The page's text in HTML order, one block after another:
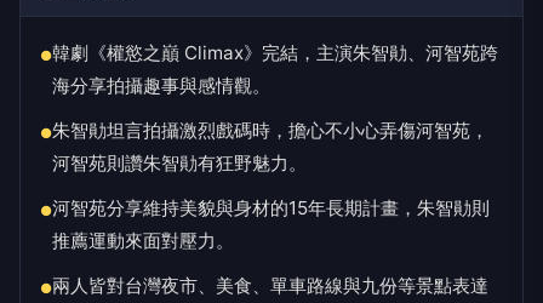
●韓劇《權慾之巔 Climax》完結，主演朱智勛、河智苑跨
海分享拍攝趣事與感情觀。
●朱智勛坦言拍攝激烈戲碼時，擔心不小心弄傷河智苑，
河智苑則讚朱智勛有狂野魅力。
●河智苑分享維持美貌與身材的15年長期計畫，朱智勛則
推薦運動來面對壓力。
●兩人皆對台灣夜市、美食、單車路線與九份等景點表達